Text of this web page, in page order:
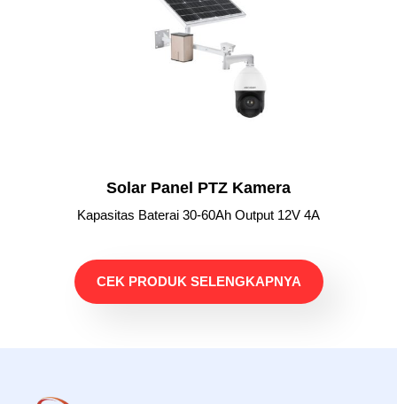
Solar Panel PTZ Kamera
Kapasitas Baterai 30-60Ah Output 12V 4A
CEK PRODUK SELENGKAPNYA